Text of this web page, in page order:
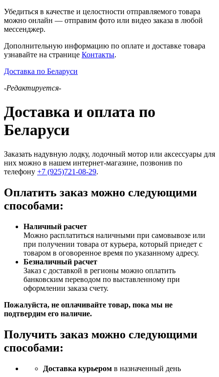
Убедиться в качестве и целостности отправляемого товара
можно онлайн — отправим фото или видео заказа в любой
мессенджер.
Дополнительную информацию по оплате и доставке товара
узнавайте на странице Контакты.
Доставка по Беларуси
-Редактируется-
Доставка и оплата по
Беларуси
Заказать надувную лодку, лодочный мотор или аксессуары для
них можно в нашем интернет-магазине, позвонив по
телефону +7 (925)721-08-29.
Оплатить заказ можно следующими
способами:
Наличный расчет
Можно расплатиться наличными при самовывозе или
при получении товара от курьера, который приедет с
товаром в оговоренное время по указанному адресу.
Безналичный расчет
Заказ c доставкой в регионы можно оплатить
банковским переводом по выставленному при
оформлении заказа счету.
Пожалуйста, не оплачивайте товар, пока мы не
подтвердим его наличие.
Получить заказ можно следующими
способами:
Доставка курьером в назначенный день